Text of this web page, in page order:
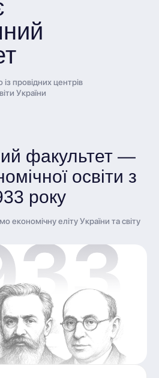
провідних центрів
України
факультет —
освіти з
року
економічну еліту України та світу